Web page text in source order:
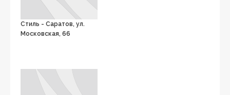
Стиль - Саратов, ул.
Московская, 66